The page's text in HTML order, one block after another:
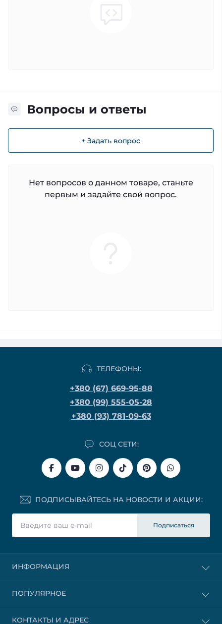
Вопросы и ответы
+ Задать вопрос
Нет вопросов о данном товаре, станьте
первым и задайте свой вопрос.
ТЕЛЕФОНЫ:
+380 (67) 669-95-88
+380 (99) 555-05-28
+380 (93) 781-09-63
СОЦ СЕТИ:
ПОДПИСЫВАЙТЕСЬ НА НОВОСТИ И АКЦИИ:
Подписаться
ИНФОРМАЦИЯ
ПОПУЛЯРНОЕ
КОНТАКТЫ И АДРЕС